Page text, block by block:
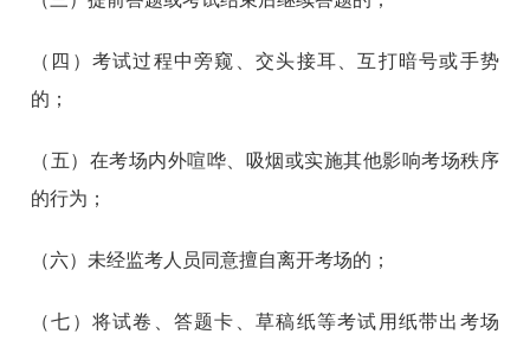
（四）考试过程中旁窥、交头接耳、互打暗号或手势
的；
（五）在考场内外喧哗、吸烟或实施其他影响考场秩序
的行为；
（六）未经监考人员同意擅自离开考场的；
（七）将试卷、答题卡、草稿纸等考试用纸带出考场